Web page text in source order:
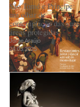
São Tomé e Príncipe:
um olhar de
contemplação das suas
áreas protegidas
Jorge Araújo
24.03.2025